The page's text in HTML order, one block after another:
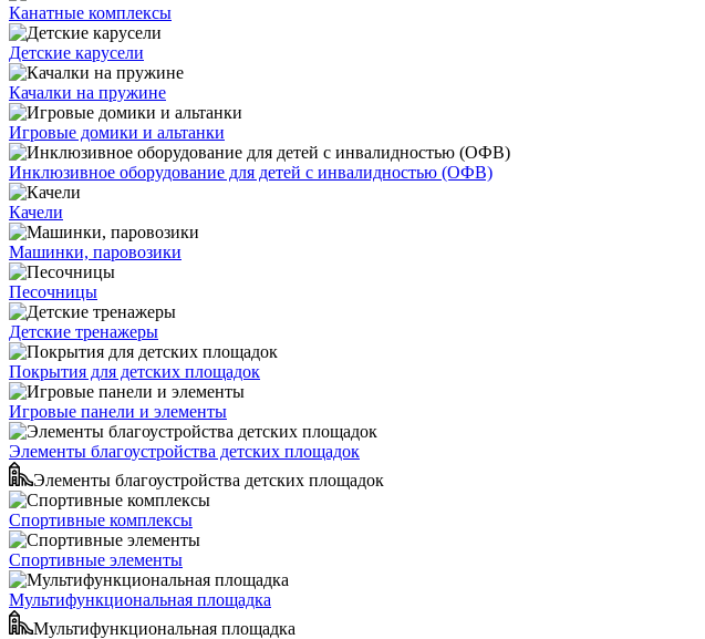
Канатные комплексы
Детские карусели
Качалки на пружине
Игровые домики и альтанки
Инклюзивное оборудование для детей с инвалидностью (ОФВ)
Качели
Машинки, паровозики
Песочницы
Детские тренажеры
Покрытия для детских площадок
Игровые панели и элементы
Элементы благоустройства детских площадок
Элементы благоустройства детских площадок
Спортивные комплексы
Спортивные элементы
Мультифункциональная площадка
Мультифункциональная площадка